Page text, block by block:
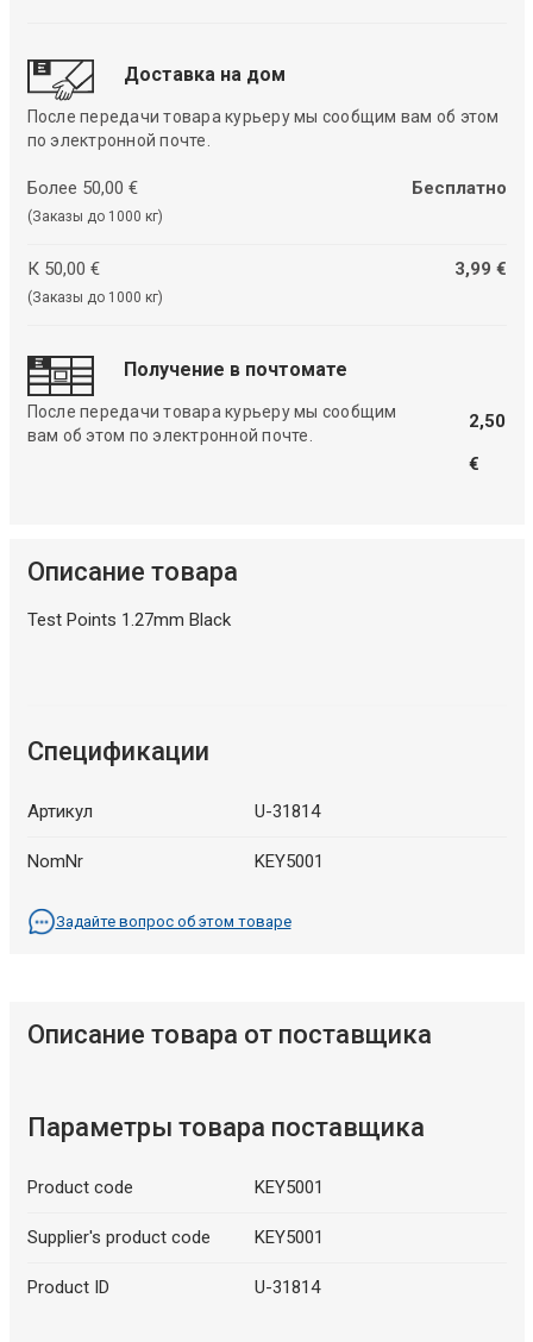
Доставка на дом
После передачи товара курьеру мы сообщим вам об этом
по электронной почте.
Более 50,00 €
(Заказы до 1000 кг)
Бесплатно
К 50,00 €
(Заказы до 1000 кг)
3,99 €
Получение в почтомате
После передачи товара курьеру мы сообщим
вам об этом по электронной почте.
2,50
€
Описание товара
Test Points 1.27mm Black
Спецификации
Артикул U-31814
NomNr KEY5001
Задайте вопрос об этом товаре
Описание товара от поставщика
Параметры товара поставщика
Product code KEY5001
Supplier's product code KEY5001
Product ID U-31814